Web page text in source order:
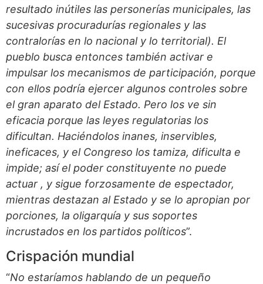
resultado inútiles las personerías municipales, las
sucesivas procuradurías regionales y las
contralorías en lo nacional y lo territorial). El
pueblo busca entonces también activar e
impulsar los mecanismos de participación, porque
con ellos podría ejercer algunos controles sobre
el gran aparato del Estado. Pero los ve sin
eficacia porque las leyes regulatorias los
dificultan. Haciéndolos inanes, inservibles,
ineficaces, y el Congreso los tamiza, dificulta e
impide; así el poder constituyente no puede
actuar , y sigue forzosamente de espectador,
mientras destazan al Estado y se lo apropian por
porciones, la oligarquía y sus soportes
incrustados en los partidos políticos”.
Crispación mundial
“No estaríamos hablando de un pequeño